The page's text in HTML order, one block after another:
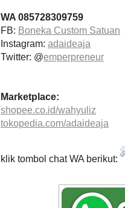
WA 085728309759
FB: Boneka Custom Satuan
Instagram: adaideaja
Twitter: @emperpreneur
Marketplace:
shopee.co.id/wahyuliz
tokopedia.com/adaideaja
klik tombol chat WA berikut: